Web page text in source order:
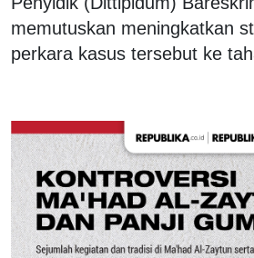
memutuskan meningkatkan
perkara kasus tersebut ke